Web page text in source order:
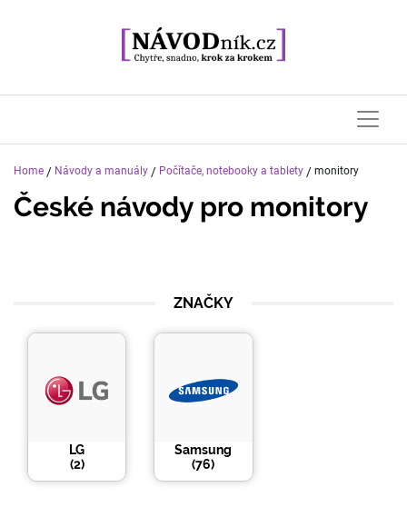
Home / Návody a manuály / Počítače, notebooky a tablety / monitory
České návody pro monitory
ZNAČKY
LG
(2)
Samsung
(76)